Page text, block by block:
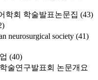
학회 학술발표논문집 (43)
neurosurgical society (41)
(40)
술연구발표회 논문개요